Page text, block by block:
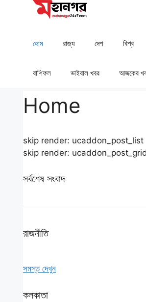
হোম রাজ্য দেশ ⁠বিশ্ব
রাশিফল ⁠⁠ভাইরাল খবর আজকের
Home
skip render: ucaddon_post_list
skip render: ucaddon_post_grid
সর্বশেষ সংবাদ
রাজনীতি
সমস্ত দেখুন
কলকাতা